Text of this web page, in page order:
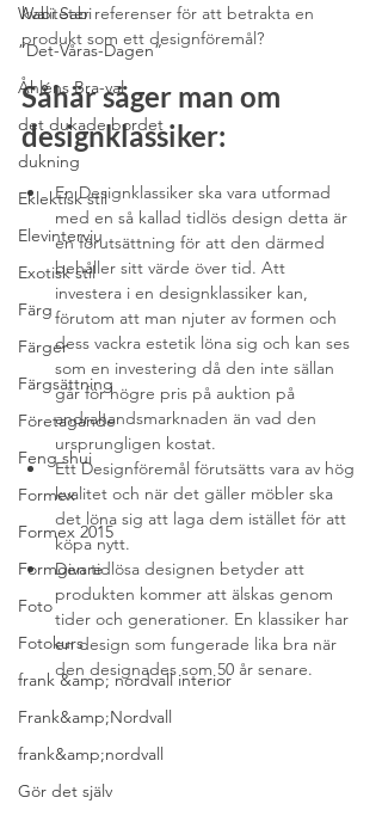
Wabi Sabi
”Det-Våras-Dagen”
Åhléns Bra-val
det dukade bordet
dukning
Eklektisk stil
Elevintervju
Exotisk stil
Färg
Färger
Färgsättning
Företagande
Feng shui
Formex
Formex 2015
Formgivare
Foto
Fotokurs
frank &amp; nordvall interior
Frank&amp;Nordvall
frank&amp;nordvall
Gör det själv
kvaliteter referenser för att betrakta en
produkt som ett designföremål?
Såhär säger man om
designklassiker:
En Designklassiker ska vara utformad
med en så kallad tidlös design detta är
en förutsättning för att den därmed
behåller sitt värde över tid. Att
investera i en designklassiker kan,
förutom att man njuter av formen och
dess vackra estetik löna sig och kan ses
som en investering då den inte sällan
går för högre pris på auktion på
andrahandsmarknaden än vad den
ursprungligen kostat.
Ett Designföremål förutsätts vara av hög
kvalitet och när det gäller möbler ska
det löna sig att laga dem istället för att
köpa nytt.
Den tidlösa designen betyder att
produkten kommer att älskas genom
tider och generationer. En klassiker har
en design som fungerade lika bra när
den designades som 50 år senare.